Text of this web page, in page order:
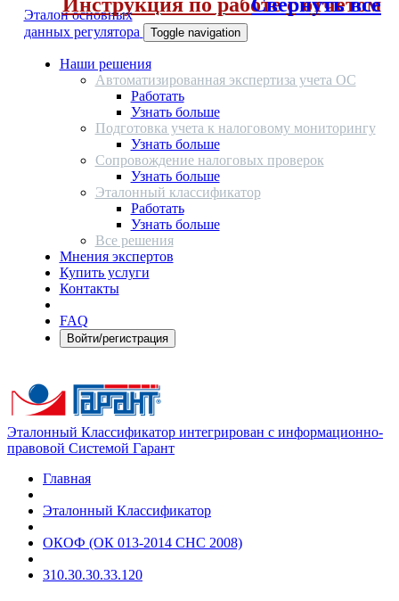
Эталон основных
данных регулятора
Toggle navigation
Наши решения
Автоматизированная экспертиза учета ОС
Работать
Узнать больше
Подготовка учета к налоговому мониторингу
Узнать больше
Сопровождение налоговых проверок
Узнать больше
Эталонный классификатор
Работать
Узнать больше
Все решения
Мнения экспертов
Купить услуги
Контакты
FAQ
Войти/регистрация
Эталонный Классификатор интегрирован с информационно-
правовой Системой Гарант
Главная
Эталонный Классификатор
ОКОФ (ОК 013-2014 СНС 2008)
310.30.30.33.120